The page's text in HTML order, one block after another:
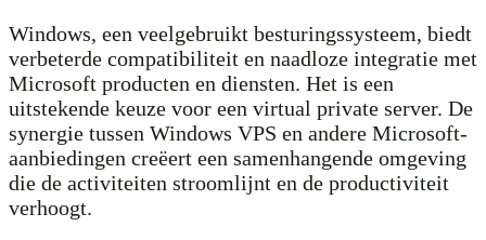
Windows, een veelgebruikt besturingssysteem, biedt
verbeterde compatibiliteit en naadloze integratie met
Microsoft producten en diensten. Het is een
uitstekende keuze voor een virtual private server. De
synergie tussen Windows VPS en andere Microsoft-
aanbiedingen creëert een samenhangende omgeving
die de activiteiten stroomlijnt en de productiviteit
verhoogt.